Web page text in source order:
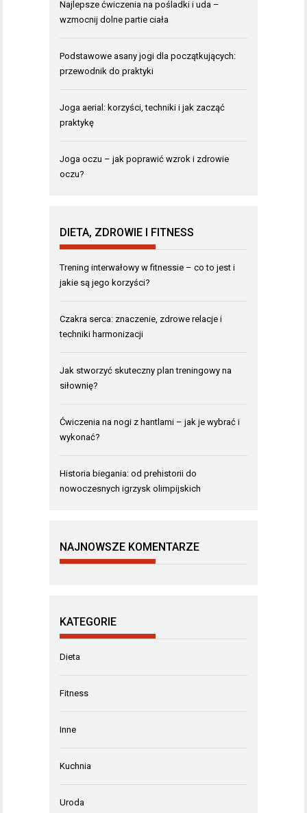
Najlepsze ćwiczenia na pośladki i uda –
wzmocnij dolne partie ciała
Podstawowe asany jogi dla początkujących:
przewodnik do praktyki
Joga aerial: korzyści, techniki i jak zacząć
praktykę
Joga oczu – jak poprawić wzrok i zdrowie
oczu?
DIETA, ZDROWIE I FITNESS
Trening interwałowy w fitnessie – co to jest i
jakie są jego korzyści?
Czakra serca: znaczenie, zdrowe relacje i
techniki harmonizacji
Jak stworzyć skuteczny plan treningowy na
siłownię?
Ćwiczenia na nogi z hantlami – jak je wybrać i
wykonać?
Historia biegania: od prehistorii do
nowoczesnych igrzysk olimpijskich
NAJNOWSZE KOMENTARZE
KATEGORIE
Dieta
Fitness
Inne
Kuchnia
Uroda